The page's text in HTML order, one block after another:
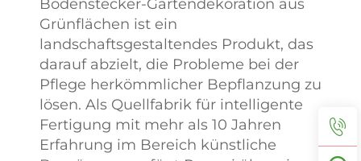
auf die zentralen
Bedürfnisse der Kunden
konzentriert. Er passt sich
flexibel in allen Aspekten
an – von Details bis hin zu
Anwendungsszenarien
sowie von Mengen bis zu
Zeitplänen – wodurch der
Bodenstecker-Gartendekoration aus
Grünflächen ist ein
landschaftsgestaltendes Produkt, das
darauf abzielt, die Probleme bei der
Pflege herkömmlicher Bepflanzung zu
lösen. Als Quellfabrik für intelligente
Fertigung mit mehr als 10 Jahren
Erfahrung im Bereich künstliche